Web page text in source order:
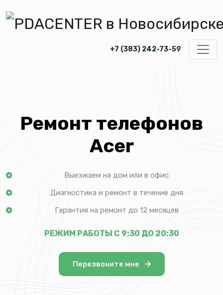
+7 (383) 242-73-59
Ремонт телефонов
Acer
Выезжаем на дом или в офис
Диагностика и ремонт в течение дня
Гарантия на ремонт до 12 месяцев
РЕЖИМ РАБОТЫ С 9:30 ДО 20:30
Перезвоните мне